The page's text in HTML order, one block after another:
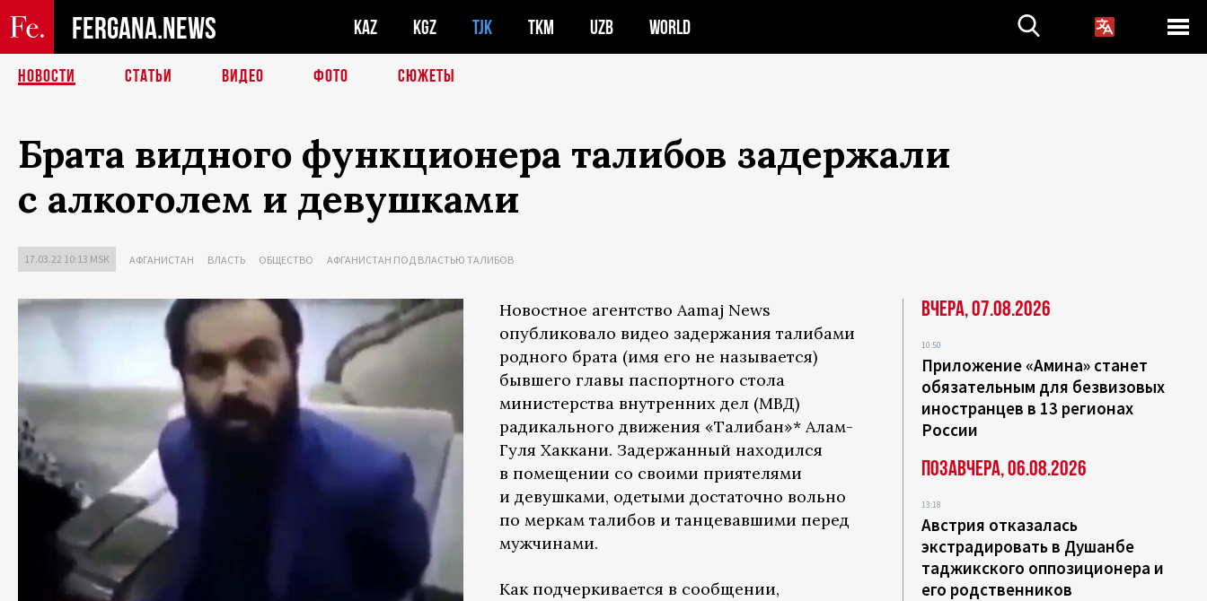
FERGANA.NEWS KAZ KGZ TJK TKM UZB WORLD
НОВОСТИ СТАТЬИ ВИДЕО ФОТО СЮЖЕТЫ
Брата видного функционера талибов задержали
с алкоголем и девушками
17.03.22 10:13 MSK АФГАНИСТАН ВЛАСТЬ ОБЩЕСТВО АФГАНИСТАН ПОД ВЛАСТЬЮ ТАЛИБОВ
Новостное агентство Aamaj News
опубликовало видео задержания талибами
родного брата (имя его не называется)
бывшего главы паспортного стола
министерства внутренних дел (МВД)
радикального движения «Талибан»* Алам-
Гуля Хаккани. Задержанный находился
в помещении со своими приятелями
и девушками, одетыми достаточно вольно
по меркам талибов и танцевавшими перед
мужчинами.
Как подчеркивается в сообщении,
Вчера, 07.08.2026
10:50
Приложение «Амина» станет
обязательным для безвизовых
иностранцев в 13 регионах
России
Позавчера, 06.08.2026
13:18
Австрия отказалась
экстрадировать в Душанбе
таджикского оппозиционера и
его родственников